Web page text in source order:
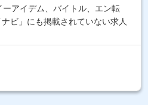
アイデム、バイトル、エン転
ビ」にも掲載されていない求人